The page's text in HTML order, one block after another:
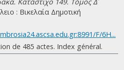
: Βικελαία Δημοτική
F/6H...
de 485 actes. Index général.